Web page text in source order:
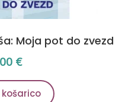
Moja pot do zvezd
€